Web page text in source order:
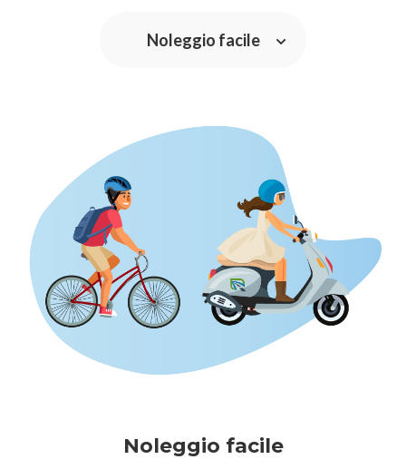
Noleggio facile
Noleggio facile